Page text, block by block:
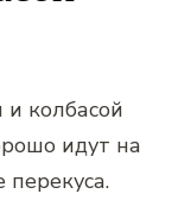
колбасой
идут на
перекуса.